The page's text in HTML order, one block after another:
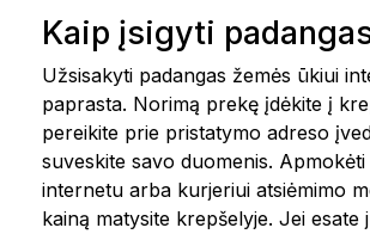
Kaip įsigyti
Užsisakyti padangas žemės ūkiui
paprasta. Norimą prekę įdėkite į
pereikite prie pristatymo adreso
suveskite savo duomenis. Apmokėti
internetu arba kurjeriui atsiėmimo
kainą matysite krepšelyje. Jei esate